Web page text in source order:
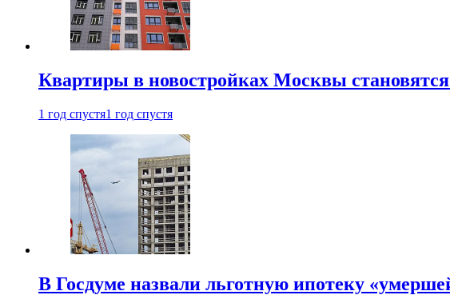
Квартиры в новостройках Москвы
1 год спустя1 год спустя
В Госдуме назвали льготную ипотеку